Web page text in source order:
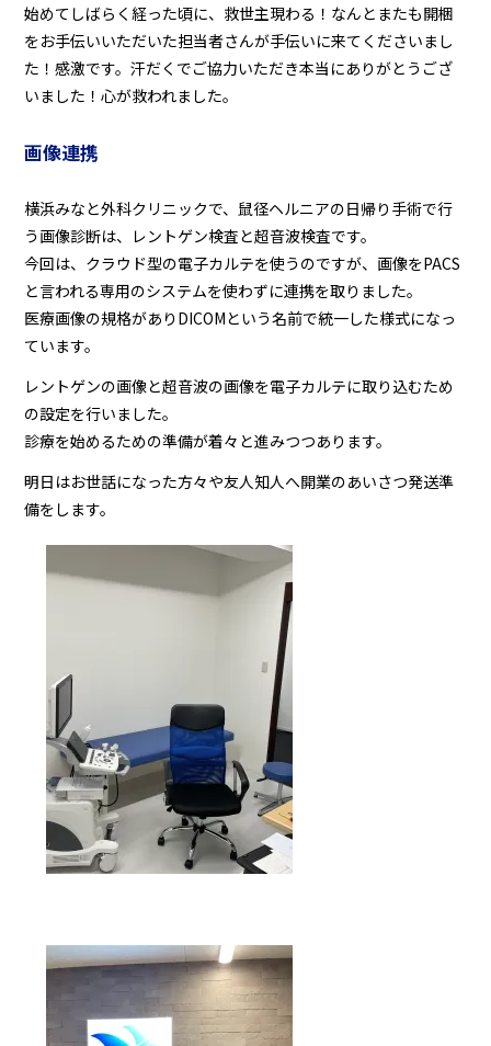
始めてしばらく経った頃に、救世主現わる！なんとまたも開梱
をお手伝いいただいた担当者さんが手伝いに来てくださいまし
た！感激です。汗だくでご協力いただき本当にありがとうござ
いました！心が救われました。
画像連携
横浜みなと外科クリニックで、鼠径ヘルニアの日帰り手術で行
う画像診断は、レントゲン検査と超音波検査です。
今回は、クラウド型の電子カルテを使うのですが、画像をPACS
と言われる専用のシステムを使わずに連携を取りました。
医療画像の規格がありDICOMという名前で統一した様式になっ
ています。
レントゲンの画像と超音波の画像を電子カルテに取り込むため
の設定を行いました。
診療を始めるための準備が着々と進みつつあります。
明日はお世話になった方々や友人知人へ開業のあいさつ発送準
備をします。